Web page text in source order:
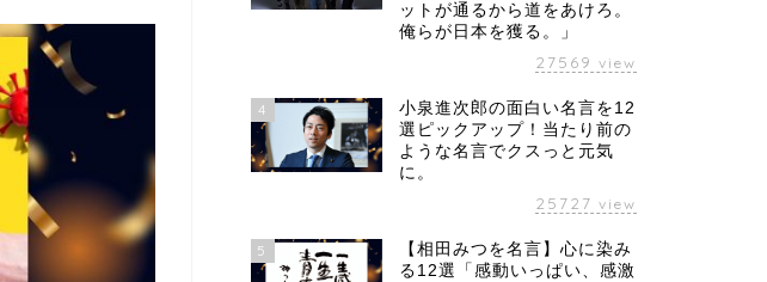
ットが通るから道をあけろ。
俺らが日本を獲る。」
27569 view
4
小泉進次郎の面白い名言を12
選ピックアップ！当たり前の
ような名言でクスっと元気
に。
25727 view
5
【相田みつを名言】心に染み
る12選「感動いっぱい、感激